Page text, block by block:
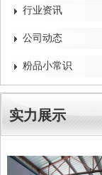
行业资讯
公司动态
粉品小常识
实力展示